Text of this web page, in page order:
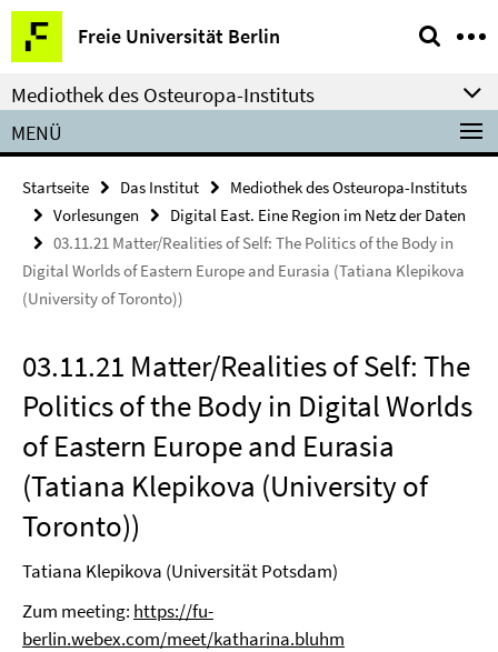
Springe
direkt
zu
Inhalt
Freie Universität Berlin
Service-
Navigation
Mediothek des Osteuropa-Instituts
MENÜ
Startseite Das Institut
Mediothek des Osteuropa-Instituts
Vorlesungen
Digital East. Eine Region im Netz der Daten
03.11.21 Matter/Realities of Self: The Politics of the Body in
Digital Worlds of Eastern Europe and Eurasia (Tatiana Klepikova
(University of Toronto))
03.11.21 Matter/Realities of Self: The
Politics of the Body in Digital Worlds
of Eastern Europe and Eurasia
(Tatiana Klepikova (University of
Toronto))
Tatiana Klepikova (Universität Potsdam)
Zum meeting: https://fu-
berlin.webex.com/meet/katharina.bluhm